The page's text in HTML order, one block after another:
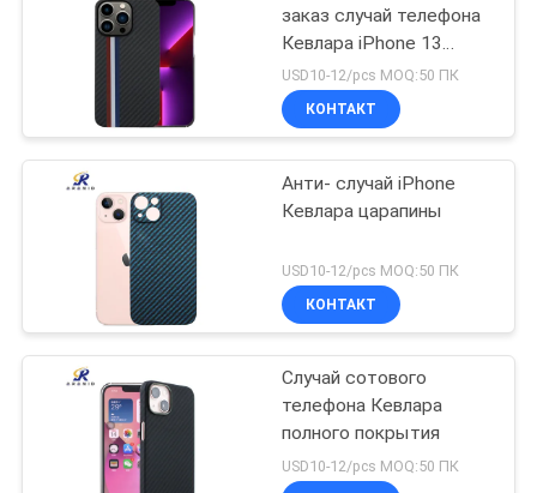
заказ случай телефона
Кевлара iPhone 13
логотипа
минималистские Pro
USD10-12/pcs MOQ:50 ПК
КОНТАКТ
Анти- случай iPhone
Кевлара царапины
USD10-12/pcs MOQ:50 ПК
КОНТАКТ
Случай сотового
телефона Кевлара
полного покрытия
USD10-12/pcs MOQ:50 ПК